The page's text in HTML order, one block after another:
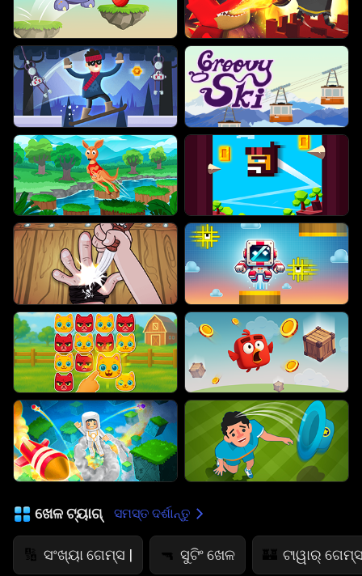
ଖେଳ ଟ୍ୟାଗ୍ ସମସ୍ତ ଦର୍ଶାନ୍ତୁ
🔢 ସଂଖ୍ୟା ଗେମ୍ସ | 🔫 ସୁଟିଂ ଖେଳ 🏰 ଟାୱାର୍